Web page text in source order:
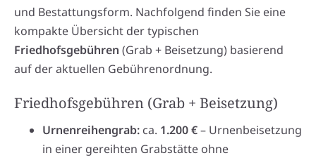
und Bestattungsform. Nachfolgend finden Sie eine
kompakte Übersicht der typischen
Friedhofsgebühren (Grab + Beisetzung) basierend
auf der aktuellen Gebührenordnung.
Friedhofsgebühren (Grab + Beisetzung)
Urnenreihengrab: ca. 1.200 €– Urnenbeisetzung
in einer gereihten Grabstätte ohne